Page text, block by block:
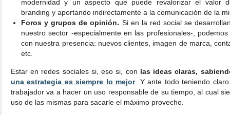
modernidad y un aspecto que puede revalorizar el valor
branding y aportando indirectamente a la comunicación de la
Foros y grupos de opinión. Si en la red social se
nuestro sector -especialmente en las profesionales-,
con nuestra presencia: nuevos clientes, imagen de marca,
etc.
Estar en redes sociales si, eso si, con las ideas claras,
una estrategia es siempre lo mejor. Y ante todo teniendo
trabajador va a hacer un uso responsable de su tiempo, al cual
uso de las mismas para sacarle el máximo provecho.